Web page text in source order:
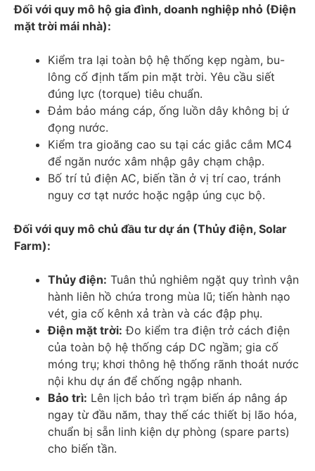
Đối với quy mô hộ gia đình, doanh nghiệp nhỏ (Điện
mặt trời mái nhà):
Kiểm tra lại toàn bộ hệ thống kẹp ngàm, bu-
lông cố định tấm pin mặt trời. Yêu cầu siết
đúng lực (torque) tiêu chuẩn.
Đảm bảo máng cáp, ống luồn dây không bị ứ
đọng nước.
Kiểm tra gioăng cao su tại các giắc cắm MC4
để ngăn nước xâm nhập gây chạm chập.
Bố trí tủ điện AC, biến tần ở vị trí cao, tránh
nguy cơ tạt nước hoặc ngập úng cục bộ.
Đối với quy mô chủ đầu tư dự án (Thủy điện, Solar
Farm):
Thủy điện: Tuân thủ nghiêm ngặt quy trình vận
hành liên hồ chứa trong mùa lũ; tiến hành nạo
vét, gia cố kênh xả tràn và các đập phụ.
Điện mặt trời: Đo kiểm tra điện trở cách điện
của toàn bộ hệ thống cáp DC ngầm; gia cố
móng trụ; khơi thông hệ thống rãnh thoát nước
nội khu dự án để chống ngập nhanh.
Bảo trì: Lên lịch bảo trì trạm biến áp nâng áp
ngay từ đầu năm, thay thế các thiết bị lão hóa,
chuẩn bị sẵn linh kiện dự phòng (spare parts)
cho biến tần.